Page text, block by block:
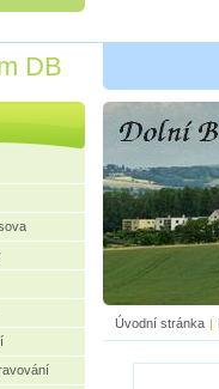
DB
Úvodní stránka |